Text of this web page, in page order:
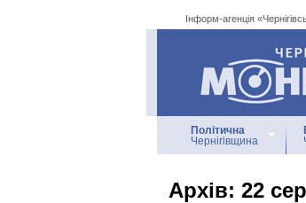
Інформ-агенція
Інформ-
Політична
Чернігівщина
Архiв: 22